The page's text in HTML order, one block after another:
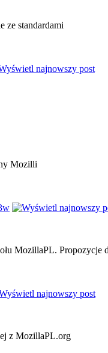
ze standardami
Mozilli
MozillaPL.
z MozillaPL.org